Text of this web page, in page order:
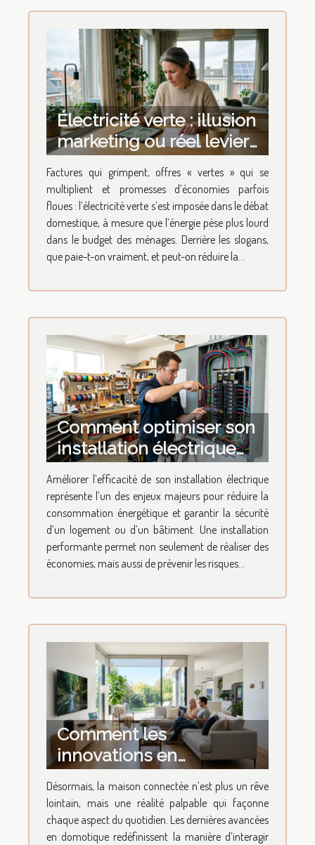
Électricité verte : illusion
marketing ou réel levier
d'économies à la maison
?
Factures qui grimpent, offres « vertes » qui se
multiplient et promesses d’économies parfois
floues : l’électricité verte s’est imposée dans le débat
domestique, à mesure que l’énergie pèse plus lourd
dans le budget des ménages. Derrière les slogans,
que paie-t-on vraiment, et peut-on réduire la...
Comment optimiser son
installation électrique
pour une efficacité
maximale ?
Améliorer l’efficacité de son installation électrique
représente l’un des enjeux majeurs pour réduire la
consommation énergétique et garantir la sécurité
d’un logement ou d’un bâtiment. Une installation
performante permet non seulement de réaliser des
économies, mais aussi de prévenir les risques...
Comment les
innovations en
domotique
transforment-elles votre
quotidien ?
Désormais, la maison connectée n’est plus un rêve
lointain, mais une réalité palpable qui façonne
chaque aspect du quotidien. Les dernières avancées
en domotique redéfinissent la manière d’interagir